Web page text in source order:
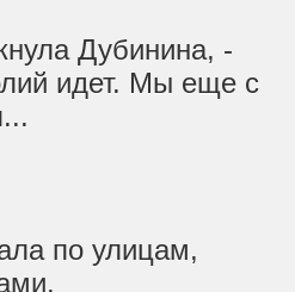
Дубинина, -
идет. Мы еще с
по улицам,